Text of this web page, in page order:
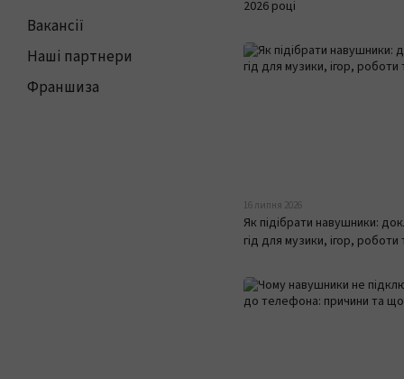
2026 році
16 липня 2026
Як підібрати навушники:
гід для музики, ігор, роботи
Вакансії
Наші партнери
Франшиза